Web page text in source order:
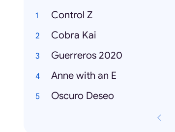
Control Z
Cobra Kai
Guerreros 2020
Anne with an E
Oscuro Deseo